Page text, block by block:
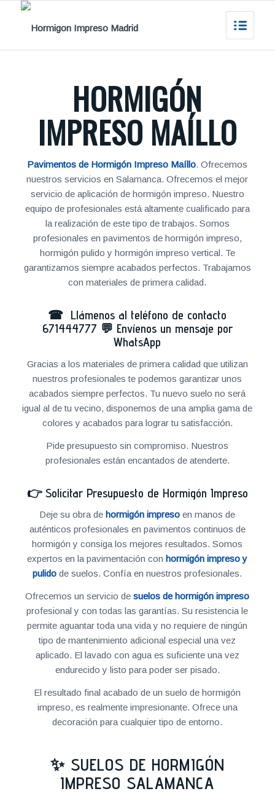
HORMIGÓN
IMPRESO MAÍLLO
Pavimentos de Hormigón Impreso Maíllo. Ofrecemos
nuestros servicios en Salamanca. Ofrecemos el mejor
servicio de aplicación de hormigón impreso. Nuestro
equipo de profesionales está altamente cualificado para
la realización de este tipo de trabajos. Somos
profesionales en pavimentos de hormigón impreso,
hormigón pulido y hormigón impreso vertical. Te
garantizamos siempre acabados perfectos. Trabajamos
con materiales de primera calidad.
☎ Llámenos al teléfono de contacto
671444777 💬 Envíenos un mensaje por
WhatsApp
Gracias a los materiales de primera calidad que utilizan
nuestros profesionales te podemos garantizar unos
acabados siempre perfectos. Tu nuevo suelo no será
igual al de tu vecino, disponemos de una amplia gama de
colores y acabados para lograr tu satisfacción.
Pide presupuesto sin compromiso. Nuestros
profesionales están encantados de atenderte.
👉 Solicitar Presupuesto de Hormigón Impreso
Deje su obra dehormigón impreso en manos de
auténticos profesionales en pavimentos continuos de
hormigón y consiga los mejores resultados. Somos
expertos en la pavimentación conhormigón impreso y
pulido de suelos. Confía en nuestros profesionales.
Ofrecemos un servicio desuelos de hormigón impreso
profesional y con todas las garantías. Su resistencia le
permite aguantar toda una vida y no requiere de ningún
tipo de mantenimiento adicional especial una vez
aplicado. El lavado con agua es suficiente una vez
endurecido y listo para poder ser pisado.
El resultado final acabado de un suelo de hormigón
impreso, es realmente impresionante. Ofrece una
decoración para cualquier tipo de entorno.
✨ SUELOS DE HORMIGÓN
IMPRESO SALAMANCA